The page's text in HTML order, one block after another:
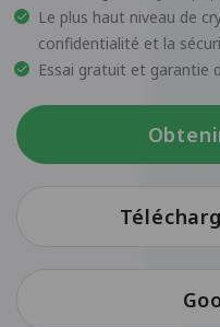
Le plus haut niveau de
confidentialité et la
Essai gratuit et garantie